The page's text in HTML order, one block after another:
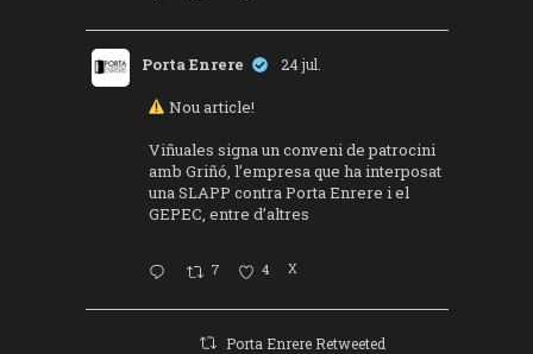
Porta Enrere 24 jul.
Nou article!
Viñuales signa un conveni de patrocini
amb Griñó, l’empresa que ha interposat
una SLAPP contra Porta Enrere i el
GEPEC, entre d’altres
7 4 X
Porta Enrere Retweeted